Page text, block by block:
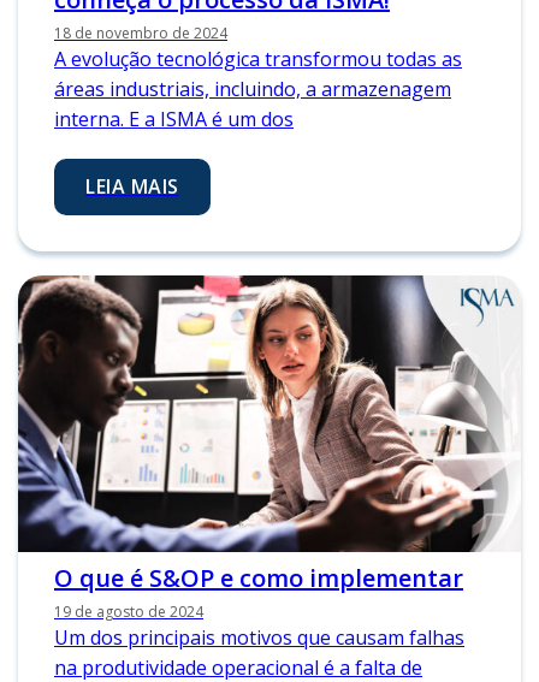
18 de novembro de 2024
A evolução tecnológica transformou todas as
áreas industriais, incluindo, a armazenagem
interna. E a ISMA é um dos
LEIA MAIS
O que é S&OP e como implementar
19 de agosto de 2024
Um dos principais motivos que causam falhas
na produtividade operacional é a falta de